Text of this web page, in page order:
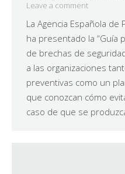
Leave a comment
La Agencia Española de
ha presentado la “Guía
de brechas de
a las organizaciones
preventivas como un
que conozcan cómo
caso de que se